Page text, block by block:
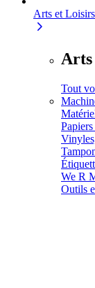
Arts et
Arts
Tout
We R
Outils